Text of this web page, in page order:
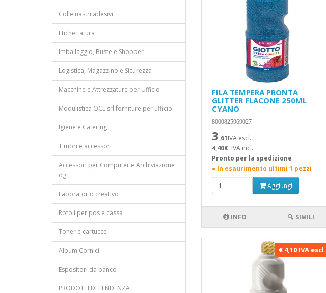
Colle nastri adesivi
Etichettatura
Imballaggio, Buste e Shopper
Logistica, Magazzino e Sicurezza
Macchine e Attrezzature per Ufficio
Modulistica OCL srl forniture per ufficio
Igiene e Catering
Timbri e accessori
Accessori per Computer e Archiviazione
dgt
Laboratorio creativo
Rotoli per pos e cassa
Toner e cartucce
Album Cornici
Espositori da banco
PRODOTTI DI TENDENZA
FILA TEMPERA PRONTA
GLITTER FLACONE 250ML
CYANO
8000825969027
3,61IVA escl.
4,40€ IVA incl.
Pronto per la spedizione
● In esaurimento ultimi 1 pezzi
Aggiungi
INFO 🔍 SIMILI
€ 4,10 IVA escl.